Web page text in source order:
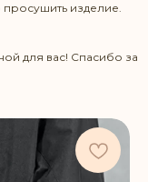
изделие.
для вас! Спасибо за